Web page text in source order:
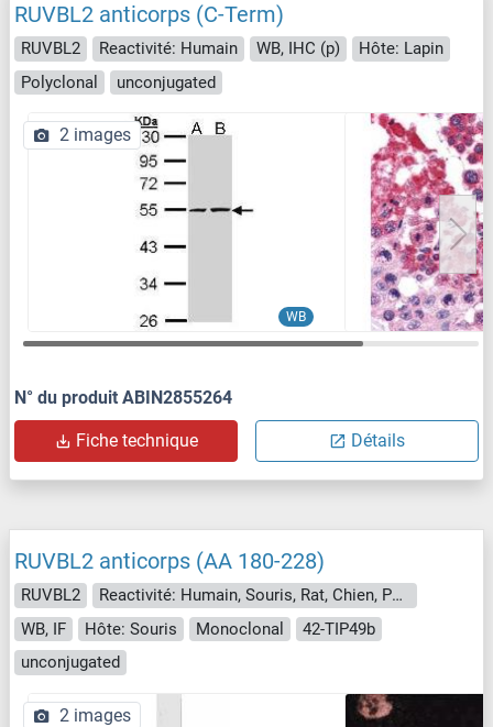
RUVBL2 anticorps (C-Term)
RUVBL2 Reactivité: Humain WB, IHC (p)
Hôte: Lapin
Polyclonal
unconjugated
WB
2 images
N° du produit ABIN2855264
Fiche technique Détails
RUVBL2 anticorps (AA 180-228)
RUVBL2
Reactivité: Humain, Souris, Rat, Chien, Poulet
WB, IF
Hôte: Souris Monoclonal
42-TIP49b
unconjugated
2 images